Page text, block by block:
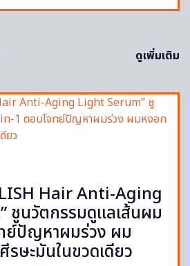
ดูเพิ่มเติม
Hair Anti-Aging
ชูนวัตกรรมดูแลเส้นผม
ย์ปัญหาผมร่วง ผม
รษะมันในขวดเดียว